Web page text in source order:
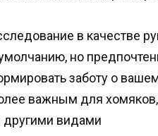
в качестве
но
заботу о
важным для
видами